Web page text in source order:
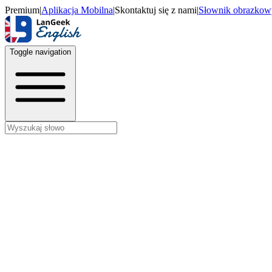
Premium|Aplikacja Mobilna|Skontaktuj się z nami|Słownik
Toggle navigation